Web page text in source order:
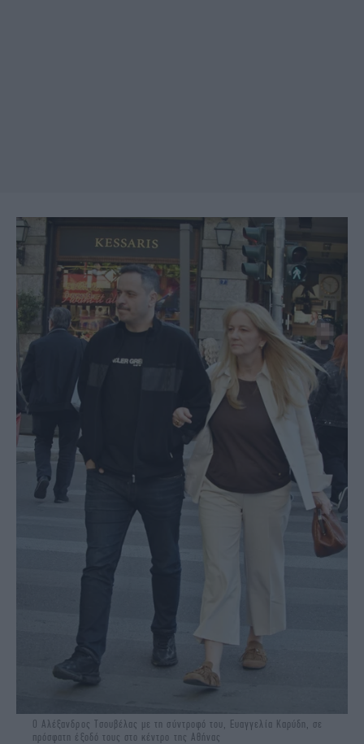
Ο Αλέξανδρος Τσουβέλας με τη σύντροφό του, Ευαγγελία Καρύδη, σε
πρόσφατη έξοδό τους στο κέντρο της Αθήνας